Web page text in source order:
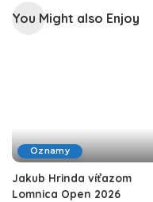
You Might also Enjoy
Oznamy
Jakub Hrinda víťazom
Lomnica Open 2026